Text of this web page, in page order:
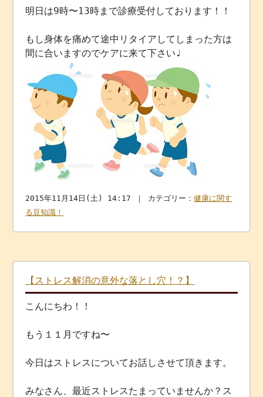
明日は9時〜13時まで診療受付しております！！
もし身体を痛めて途中リタイアしてしまった方は
間に合いますのでケアに来て下さい♩
2015年11月14日(土) 14:17 ｜ カテゴリー：健康に関す
る豆知識！
【ストレス解消の意外な落とし穴！？】
こんにちわ！！
もう１１月ですね〜
今日はストレスについてお話しさせて頂きます。
みなさん、最近ストレスたまっていませんか？ス